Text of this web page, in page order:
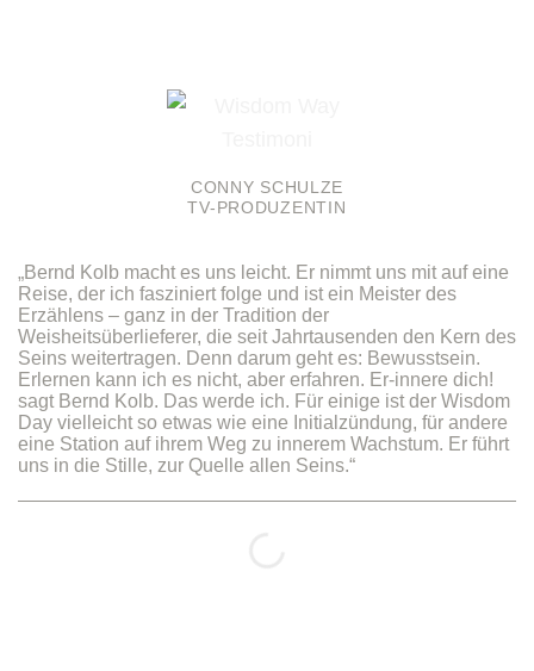
CONNY SCHULZE
TV-PRODUZENTIN
„Bernd Kolb macht es uns leicht. Er nimmt uns mit auf eine
Reise, der ich fasziniert folge und ist ein Meister des
Erzählens – ganz in der Tradition der
Weisheitsüberlieferer, die seit Jahrtausenden den Kern des
Seins weitertragen. Denn darum geht es: Bewusstsein.
Erlernen kann ich es nicht, aber erfahren. Er-innere dich!
sagt Bernd Kolb. Das werde ich. Für einige ist der Wisdom
Day vielleicht so etwas wie eine Initialzündung, für andere
eine Station auf ihrem Weg zu innerem Wachstum. Er führt
uns in die Stille, zur Quelle allen Seins.“